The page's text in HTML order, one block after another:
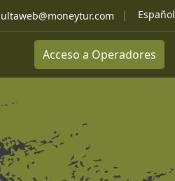
Español
Acceso a Operadores